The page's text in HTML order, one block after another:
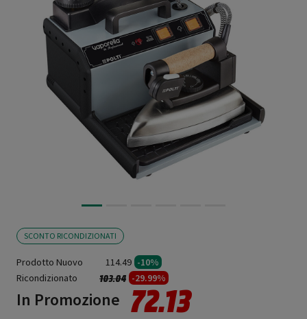
SCONTO RICONDIZIONATI
Prodotto Nuovo 114.49 -10%
Ricondizionato
Prezzo ridotto da
103.04a -29.99%
In Promozione 72.13